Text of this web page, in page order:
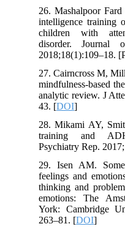
26. Mashalpoor
intelligence
children with
disorder. Journal
2018;18(1):109–18.
27. Cairncross M,
mindfulness-based
analytic review. J
43. [DOI
28. Mikami AY,
training and
Psychiatry Rep.
29. Isen AM.
feelings and
thinking and
emotions: The
York: Cambridge
263–81. [DOI